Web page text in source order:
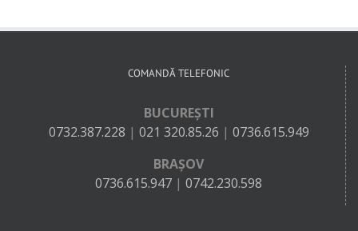
COMANDĂ TELEFONIC
BUCUREȘTI
0732.387.228 | 021 320.85.26 | 0736.615.949
BRAȘOV
0736.615.947 | 0742.230.598